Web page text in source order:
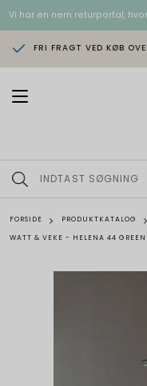
Vi har en nem returportal,
FRI FRAGT VED KØB
T
n
a
i
g
FORSIDE PRODUKTKATALOG
WATT & VEKE - HELENA 44 GREEN